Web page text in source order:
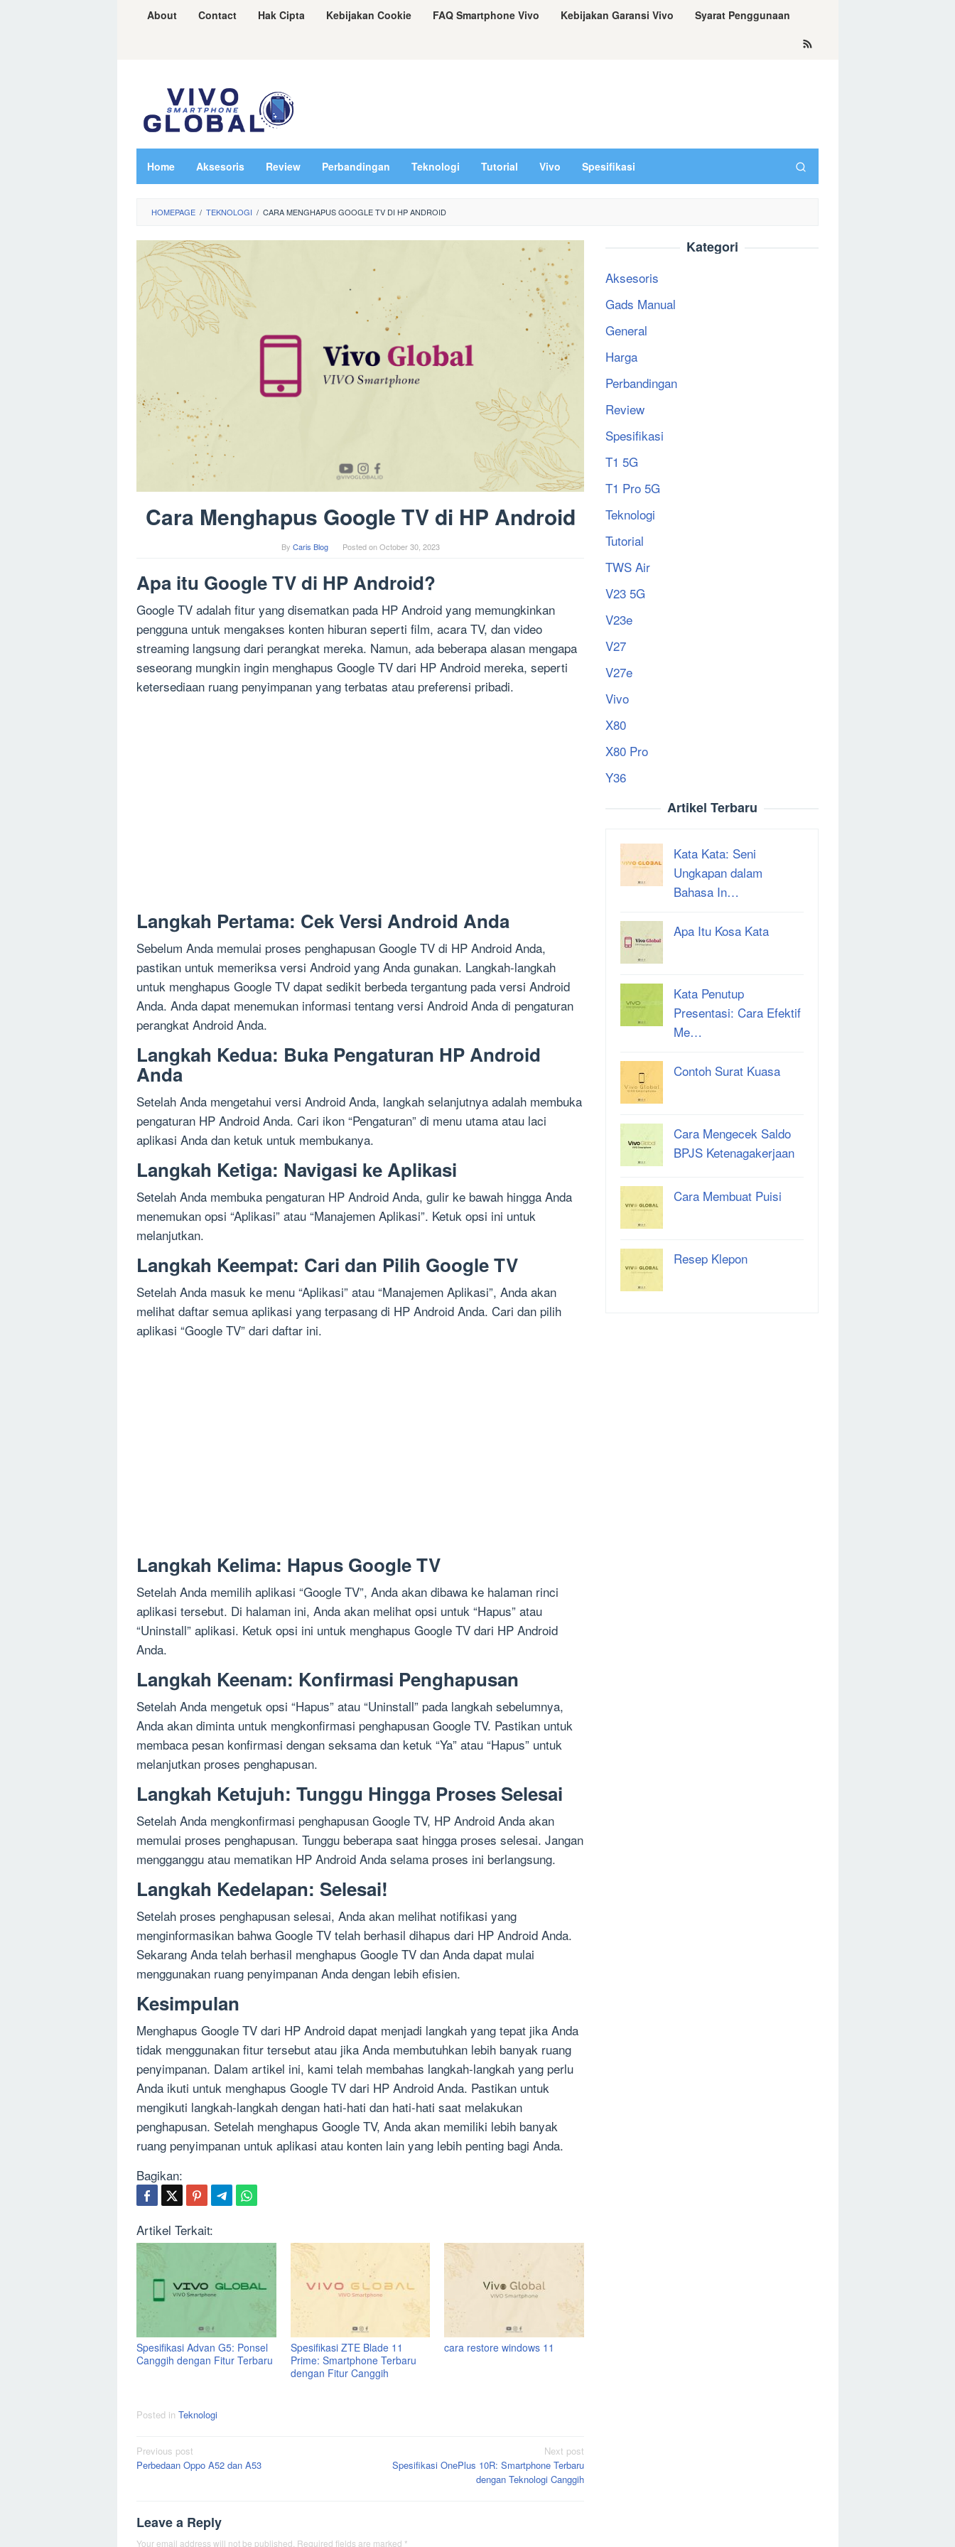
About Contact Hak Cipta Kebijakan Cookie FAQ Smartphone Vivo Kebijakan Garansi Vivo Syarat Penggunaan
Home Aksesoris Review Perbandingan Teknologi Tutorial Vivo Spesifikasi
HOMEPAGE / TEKNOLOGI / CARA MENGHAPUS GOOGLE TV DI HP ANDROID
Cara Menghapus Google TV di HP Android
By Caris Blog Posted onOctober 30, 2023
Apa itu Google TV di HP Android?
Google TV adalah fitur yang disematkan pada HP Android yang memungkinkan
pengguna untuk mengakses konten hiburan seperti film, acara TV, dan video
streaming langsung dari perangkat mereka. Namun, ada beberapa alasan mengapa
seseorang mungkin ingin menghapus Google TV dari HP Android mereka, seperti
ketersediaan ruang penyimpanan yang terbatas atau preferensi pribadi.
Langkah Pertama: Cek Versi Android Anda
Sebelum Anda memulai proses penghapusan Google TV di HP Android Anda,
pastikan untuk memeriksa versi Android yang Anda gunakan. Langkah-langkah
untuk menghapus Google TV dapat sedikit berbeda tergantung pada versi Android
Anda. Anda dapat menemukan informasi tentang versi Android Anda di pengaturan
perangkat Android Anda.
Langkah Kedua: Buka Pengaturan HP Android
Anda
Setelah Anda mengetahui versi Android Anda, langkah selanjutnya adalah membuka
pengaturan HP Android Anda. Cari ikon “Pengaturan” di menu utama atau laci
aplikasi Anda dan ketuk untuk membukanya.
Langkah Ketiga: Navigasi ke Aplikasi
Setelah Anda membuka pengaturan HP Android Anda, gulir ke bawah hingga Anda
menemukan opsi “Aplikasi” atau “Manajemen Aplikasi”. Ketuk opsi ini untuk
melanjutkan.
Langkah Keempat: Cari dan Pilih Google TV
Setelah Anda masuk ke menu “Aplikasi” atau “Manajemen Aplikasi”, Anda akan
melihat daftar semua aplikasi yang terpasang di HP Android Anda. Cari dan pilih
aplikasi “Google TV” dari daftar ini.
Langkah Kelima: Hapus Google TV
Setelah Anda memilih aplikasi “Google TV”, Anda akan dibawa ke halaman rinci
aplikasi tersebut. Di halaman ini, Anda akan melihat opsi untuk “Hapus” atau
“Uninstall” aplikasi. Ketuk opsi ini untuk menghapus Google TV dari HP Android
Anda.
Langkah Keenam: Konfirmasi Penghapusan
Setelah Anda mengetuk opsi “Hapus” atau “Uninstall” pada langkah sebelumnya,
Anda akan diminta untuk mengkonfirmasi penghapusan Google TV. Pastikan untuk
membaca pesan konfirmasi dengan seksama dan ketuk “Ya” atau “Hapus” untuk
melanjutkan proses penghapusan.
Langkah Ketujuh: Tunggu Hingga Proses Selesai
Setelah Anda mengkonfirmasi penghapusan Google TV, HP Android Anda akan
memulai proses penghapusan. Tunggu beberapa saat hingga proses selesai. Jangan
mengganggu atau mematikan HP Android Anda selama proses ini berlangsung.
Langkah Kedelapan: Selesai!
Setelah proses penghapusan selesai, Anda akan melihat notifikasi yang
menginformasikan bahwa Google TV telah berhasil dihapus dari HP Android Anda.
Sekarang Anda telah berhasil menghapus Google TV dan Anda dapat mulai
menggunakan ruang penyimpanan Anda dengan lebih efisien.
Kesimpulan
Menghapus Google TV dari HP Android dapat menjadi langkah yang tepat jika Anda
tidak menggunakan fitur tersebut atau jika Anda membutuhkan lebih banyak ruang
penyimpanan. Dalam artikel ini, kami telah membahas langkah-langkah yang perlu
Anda ikuti untuk menghapus Google TV dari HP Android Anda. Pastikan untuk
mengikuti langkah-langkah dengan hati-hati dan hati-hati saat melakukan
penghapusan. Setelah menghapus Google TV, Anda akan memiliki lebih banyak
ruang penyimpanan untuk aplikasi atau konten lain yang lebih penting bagi Anda.
Bagikan:
Artikel Terkait:
Spesifikasi Advan G5: Ponsel
Canggih dengan Fitur Terbaru
Spesifikasi ZTE Blade 11
Prime: Smartphone Terbaru
dengan Fitur Canggih
cara restore windows 11
Posted in Teknologi
Post
navigation
Previous post
Perbedaan Oppo A52 dan A53
Next post
Spesifikasi OnePlus 10R: Smartphone Terbaru
dengan Teknologi Canggih
Leave a Reply
Your email address will not be published. Required fields are marked *
Kategori
Aksesoris
Gads Manual
General
Harga
Perbandingan
Review
Spesifikasi
T1 5G
T1 Pro 5G
Teknologi
Tutorial
TWS Air
V23 5G
V23e
V27
V27e
Vivo
X80
X80 Pro
Y36
Artikel Terbaru
Kata Kata: Seni
Ungkapan dalam
Bahasa In…
Apa Itu Kosa Kata
Kata Penutup
Presentasi: Cara Efektif
Me…
Contoh Surat Kuasa
Cara Mengecek Saldo
BPJS Ketenagakerjaan
Cara Membuat Puisi
Resep Klepon